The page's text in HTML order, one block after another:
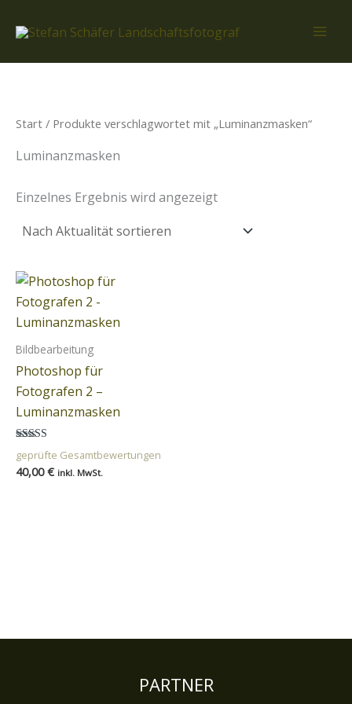
Inhalt
Start / Produkte verschlagwortet mit „Luminanzmasken“
Luminanzmasken
Einzelnes Ergebnis wird angezeigt
Bildbearbeitung
Photoshop für
Fotografen 2 –
Luminanzmasken
Bewertet
mit
4.50
von 5
geprüfte Gesamtbewertungen
40,00€ inkl. MwSt.
PARTNER